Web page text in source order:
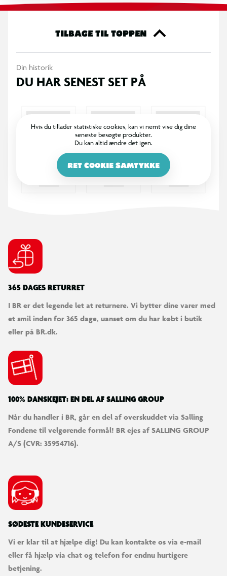
Rutsjebaner, broer, søjler og spiraler kan nemt sættes sammen
legetid. Kreativitet og ræsonnement er uundværligt for at
for at sikre, at de passer præcist sammen og udgør en solid
struktur.
TILBAGE TIL TOPPEN
Din historik
DU HAR SENEST SET PÅ
Hvis du tillader statistiske cookies, kan vi nemt vise dig dine
seneste besøgte produkter.
Du kan altid ændre det igen.
RET COOKIE SAMTYKKE
365 DAGES RETURRET
I BR er det legende let at returnere. Vi bytter dine varer med
et smil inden for 365 dage, uanset om du har købt i butik
eller på BR.dk.
100% DANSKEJET: EN DEL AF SALLING GROUP
Når du handler i BR, går en del af overskuddet via Salling
Fondene til velgørende formål! BR ejes af SALLING GROUP
A/S (CVR: 35954716).
SØDESTE KUNDESERVICE
Vi er klar til at hjælpe dig! Du kan kontakte os via e-mail
eller få hjælp via chat og telefon for endnu hurtigere
betjening.